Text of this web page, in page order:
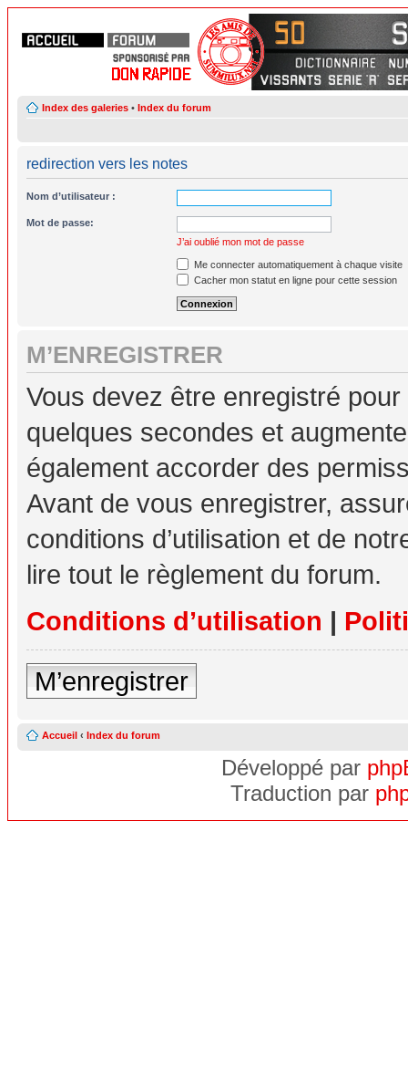
Index des galeries • Index du forum
redirection vers les notes
Nom d’utilisateur :
Mot de passe:
J’ai oublié mon mot de passe
Me connecter automatiquement à chaque visite
Cacher mon statut en ligne pour cette session
M’ENREGISTRER
Vous devez être enregistré
quelques secondes et
également accorder des
Avant de vous enregistrer,
conditions d’utilisation et de
lire tout le règlement du forum.
Conditions d’utilisation |
M’enregistrer
Accueil ‹ Index du forum
Développé par
Traduction par